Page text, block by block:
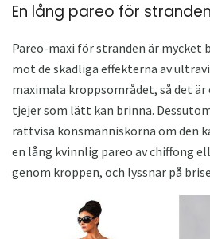
En lång pareo för stranden
Pareo-maxi för stranden är mycket
mot de skadliga effekterna av
maximala kroppsområdet, så det
tjejer som lätt kan brinna.
rättvisa könsmänniskorna om den
en lång kvinnlig pareo av chiffong
genom kroppen, och lyssnar på